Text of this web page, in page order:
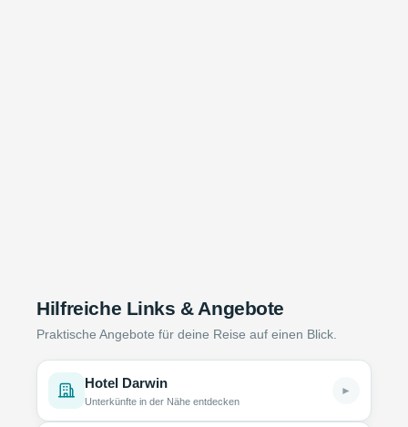
Hilfreiche Links & Angebote
Praktische Angebote für deine Reise auf einen Blick.
Hotel Darwin
Unterkünfte in der Nähe entdecken
►